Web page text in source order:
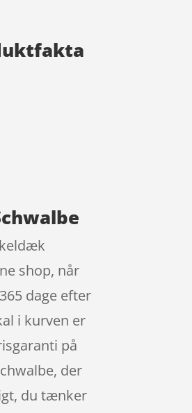
shop, når
dage efter
i kurven er
på
der
du tænker